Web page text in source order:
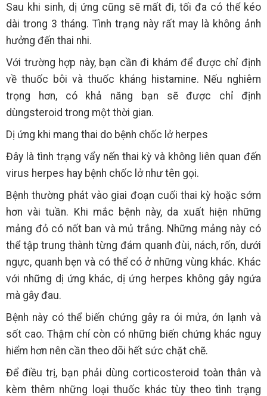
Sau khi sinh, dị ứng cũng sẽ mất đi, tối đa có thể kéo
dài trong 3 tháng. Tình trạng này rất may là không ảnh
hưởng đến thai nhi.
Với trường hợp này, bạn cần đi khám để được chỉ định
về thuốc bôi và thuốc kháng histamine. Nếu nghiêm
trọng hơn, có khả năng bạn sẽ được chỉ định
dùngsteroid trong một thời gian.
Dị ứng khi mang thai do bệnh chốc lở herpes
Đây là tình trạng vẩy nến thai kỳ và không liên quan đến
virus herpes hay bệnh chốc lở như tên gọi.
Bệnh thường phát vào giai đoạn cuối thai kỳ hoặc sớm
hơn vài tuần. Khi mắc bệnh này, da xuất hiện những
mảng đỏ có nốt ban và mủ trắng. Những mảng này có
thể tập trung thành từng đám quanh đùi, nách, rốn, dưới
ngực, quanh bẹn và có thể có ở những vùng khác. Khác
với những dị ứng khác, dị ứng herpes không gây ngứa
mà gây đau.
Bệnh này có thể biến chứng gây ra ói mửa, ớn lạnh và
sốt cao. Thậm chí còn có những biến chứng khác nguy
hiểm hơn nên cần theo dõi hết sức chặt chẽ.
Để điều trị, bạn phải dùng corticosteroid toàn thân và
kèm thêm những loại thuốc khác tùy theo tình trạng